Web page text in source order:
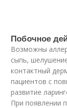
Побочное
Возможны
сыпь,
контактный
пациентов с
развитие
При появлении